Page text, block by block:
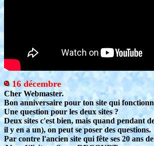
16 décembre
Cher Webmaster.
Bon anniversaire pour ton site qui
Une question pour les deux sites ?
Deux sites c'est bien, mais quand pendant
il y en a un), on peut se poser des questions.
Par contre l'ancien site qui fête ses 20 ans